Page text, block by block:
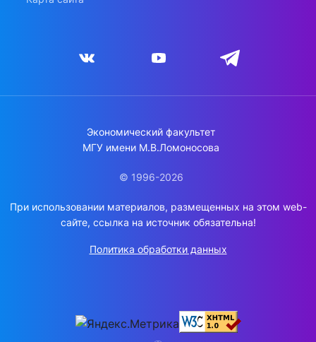
Экономический факультет
МГУ имени М.В.Ломоносова
© 1996-2026
При использовании материалов, размещенных на этом web-
сайте, ссылка на источник обязательна!
Политика обработки данных